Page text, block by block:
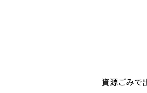
資源ごみで